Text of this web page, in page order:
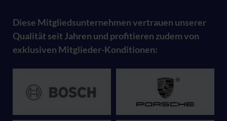
Diese Mitgliedsunternehmen vertrauen unserer
Qualität seit Jahren und profitieren zudem von
exklusiven Mitglieder-Konditionen: